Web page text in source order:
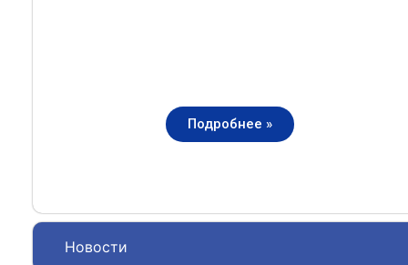
Новости
Подробнее »